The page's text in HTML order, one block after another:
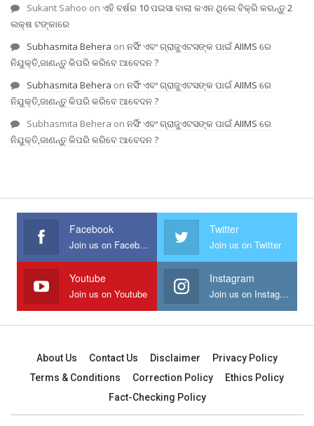
Sukant Sahoo on ଏହି ବର୍ଷର 10 ପଇସା ବାଲା କଏନ ଥିଲେ ବିକ୍ରି କରନ୍ତୁ 2
ଲକ୍ଷ ଟଙ୍କାରେ
Subhasmita Behera on ନର୍ସିଂ ଏବଂ ଗ୍ରାଜୁଏଟସଙ୍କ ପାଇଁ AIIMS ରେ
ନିଯୁକ୍ତି,ଜାଣନ୍ତୁ କିପରି କରିବେ ଆବେଦନ ?
Subhasmita Behera on ନର୍ସିଂ ଏବଂ ଗ୍ରାଜୁଏଟସଙ୍କ ପାଇଁ AIIMS ରେ
ନିଯୁକ୍ତି,ଜାଣନ୍ତୁ କିପରି କରିବେ ଆବେଦନ ?
Subhasmita Behera on ନର୍ସିଂ ଏବଂ ଗ୍ରାଜୁଏଟସଙ୍କ ପାଇଁ AIIMS ରେ
ନିଯୁକ୍ତି,ଜାଣନ୍ତୁ କିପରି କରିବେ ଆବେଦନ ?
Facebook
Join us on Facebook
Twitter
Join us on Twitter
Youtube
Join us on Youtube
Instagram
Join us on Instagram
About Us Contact Us Disclaimer
Privacy Policy
Terms & Conditions
Correction Policy
Ethics Policy
Fact-Checking Policy